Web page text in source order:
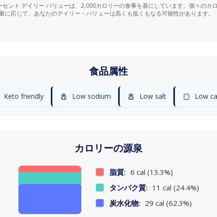
ント デイリー バリューは、2,000カロリーの食事を基にしています。個々のカ
に応じて、あなたのデイリー・バリューは高くも低くもなる可能性があります。
食品属性
Keto friendly 🧂 Low sodium 🧂 Low salt 🍞 Low
カロリーの源泉
脂質: 6 cal (13.3%)
タンパク質: 11 cal (24.4%)
炭水化物: 29 cal (62.3%)